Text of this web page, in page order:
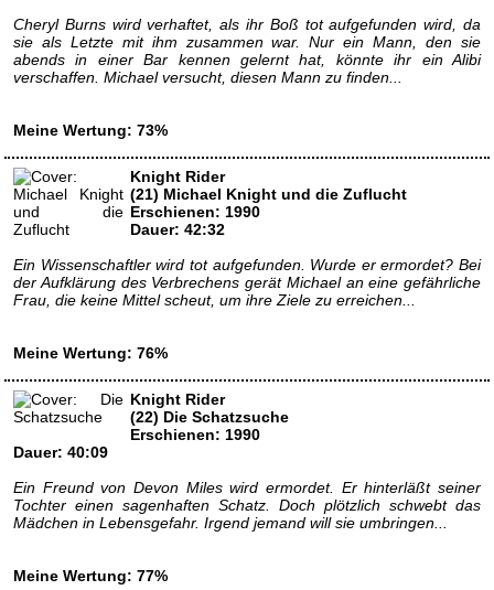
Cheryl Burns wird verhaftet, als ihr Boß tot aufgefunden wird, da
sie als Letzte mit ihm zusammen war. Nur ein Mann, den sie
abends in einer Bar kennen gelernt hat, könnte ihr ein Alibi
verschaffen. Michael versucht, diesen Mann zu finden...
Meine Wertung: 73%
Knight Rider
(21) Michael Knight und die Zuflucht
Erschienen: 1990
Dauer: 42:32
Ein Wissenschaftler wird tot aufgefunden. Wurde er ermordet? Bei
der Aufklärung des Verbrechens gerät Michael an eine gefährliche
Frau, die keine Mittel scheut, um ihre Ziele zu erreichen...
Meine Wertung: 76%
Knight Rider
(22) Die Schatzsuche
Erschienen: 1990
Dauer: 40:09
Ein Freund von Devon Miles wird ermordet. Er hinterläßt seiner
Tochter einen sagenhaften Schatz. Doch plötzlich schwebt das
Mädchen in Lebensgefahr. Irgend jemand will sie umbringen...
Meine Wertung: 77%